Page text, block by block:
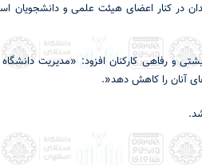
در کنار اعضای هیئت علمی و دانشجویان
و رفاهی کارکنان افزود: «مدیریت دانشگاه
آنان را کاهش دهد.»
.